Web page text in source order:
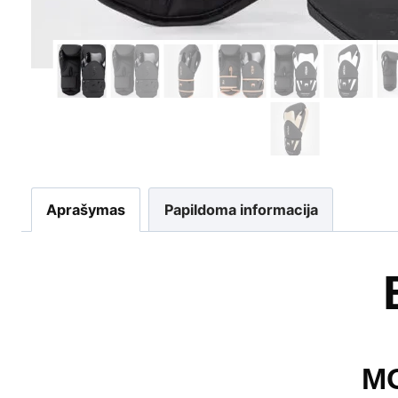
Aprašymas Papildoma informacija